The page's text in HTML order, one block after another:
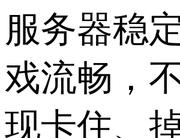
服务器稳
戏流畅，
现卡住、